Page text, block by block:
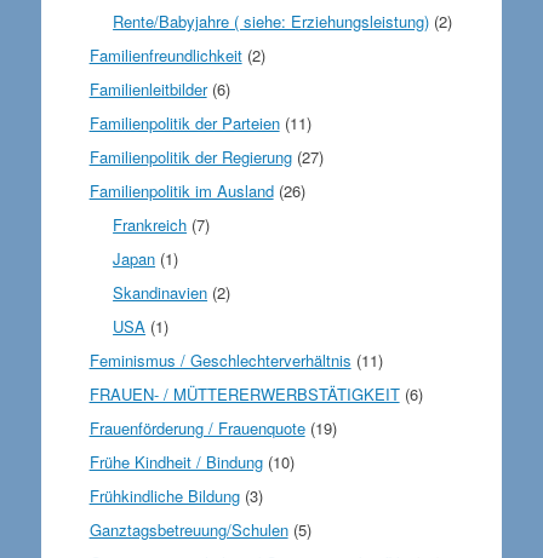
Rente/Babyjahre ( siehe: Erziehungsleistung) (2)
Familienfreundlichkeit(2)
Familienleitbilder(6)
Familienpolitik der Parteien(11)
Familienpolitik der Regierung(27)
Familienpolitik im Ausland(26)
Frankreich (7)
Japan (1)
Skandinavien (2)
USA (1)
Feminismus / Geschlechterverhältnis (11)
FRAUEN- / MÜTTERERWERBSTÄTIGKEIT(6)
Frauenförderung / Frauenquote(19)
Frühe Kindheit / Bindung(10)
Frühkindliche Bildung(3)
Ganztagsbetreuung/Schulen(5)